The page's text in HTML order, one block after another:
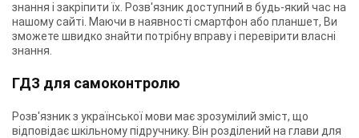
знання і закріпити їх. Розв'язник доступний в будь-який час на
нашому сайті. Маючи в наявності смартфон або планшет, Ви
зможете швидко знайти потрібну вправу і перевірити власні
знання.
ГДЗ для самоконтролю
Розв'язник з української мови має зрозумілий зміст, що
відповідає шкільному підручнику. Він розділений на глави для